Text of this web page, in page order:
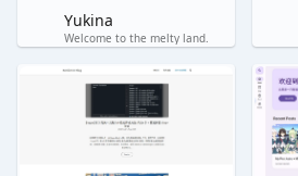
Yukina
Welcome to the melty land.